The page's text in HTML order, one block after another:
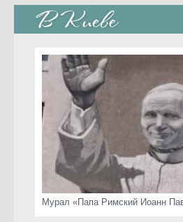
стрит-арт
коты Киева
скамейки
часы Киева
Мурал «Папа Римский Иоанн